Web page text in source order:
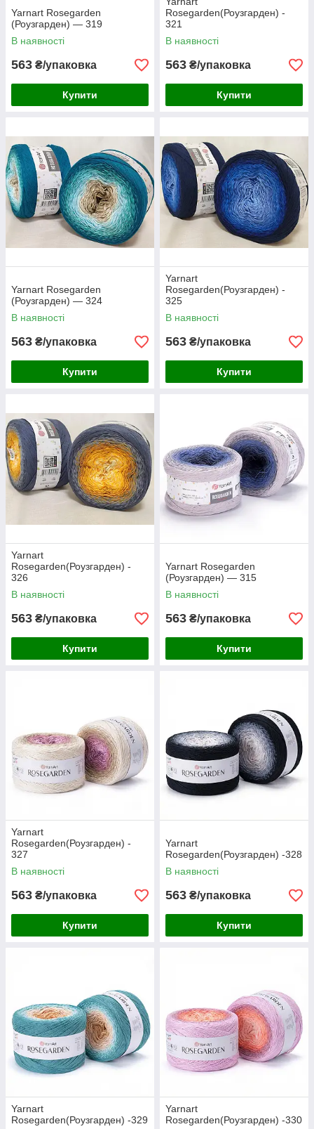
Yarnart Rosegarden
(Роузгарден) — 319
В наявності
563 ₴/упаковка
Купити
Rosegarden(Роузгарден) -
321
В наявності
563 ₴/упаковка
Купити
Yarnart Rosegarden
(Роузгарден) — 324
В наявності
563 ₴/упаковка
Купити
Yarnart
Rosegarden(Роузгарден) -
325
В наявності
563 ₴/упаковка
Купити
Yarnart
Rosegarden(Роузгарден) -
326
В наявності
563 ₴/упаковка
Купити
Yarnart Rosegarden
(Роузгарден) — 315
В наявності
563 ₴/упаковка
Купити
Yarnart
Rosegarden(Роузгарден) -
327
В наявності
563 ₴/упаковка
Купити
Yarnart
Rosegarden(Роузгарден) -328
В наявності
563 ₴/упаковка
Купити
Yarnart
Rosegarden(Роузгарден) -329
Yarnart
Rosegarden(Роузгарден) -330